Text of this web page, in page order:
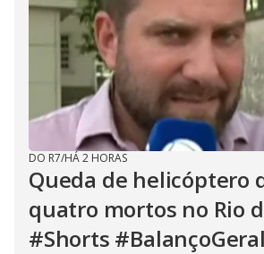
DO R7/HÁ 2 HORAS
Queda de helicóptero
quatro mortos no Rio
#Shorts #BalançoGeral